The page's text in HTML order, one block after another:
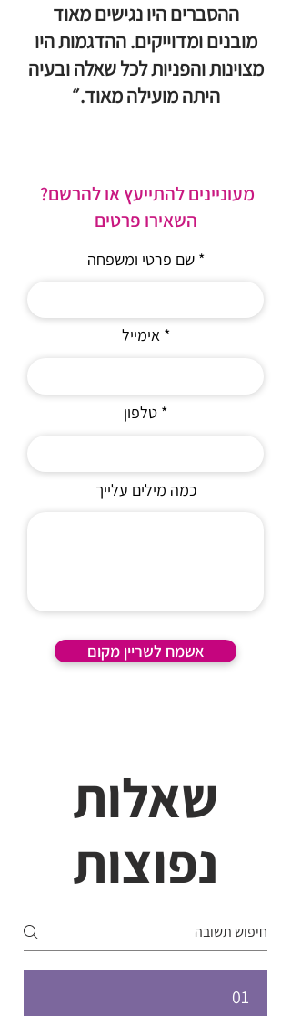
ההסברים היו נגישים מאוד
מובנים ומדוייקים. ההדגמות היו
מצוינות והפניות לכל שאלה ובעיה
היתה מועילה מאוד.״
מעוניינים להתייעץ או להרשם?
השאירו פרטים
שם פרטי ומשפחה
אימייל
טלפון
כמה מילים עלייך
אשמח לשריין מקום
שאלות
נפוצות
01